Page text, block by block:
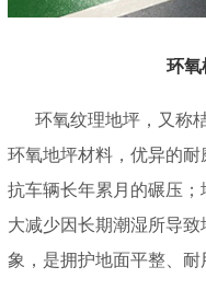
环氧
环氧纹理地坪，又称
环氧地坪材料，优异的
抗车辆长年累月的碾压
大减少因长期潮湿所导
象，是拥护地面平整、耐